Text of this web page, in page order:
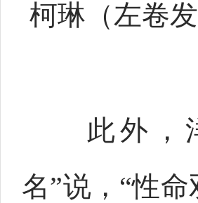
柯琳（左卷
此外，洋
名”说，“性